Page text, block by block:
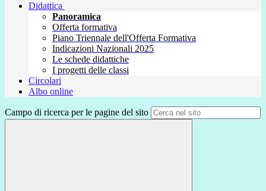
Didattica
Panoramica
Offerta formativa
Piano Triennale dell'Offerta Formativa
Indicazioni Nazionali 2025
Le schede didattiche
I progetti delle classi
Circolari
Albo online
Campo di ricerca per le pagine del sito